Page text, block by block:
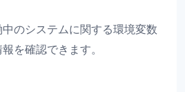
のシステムに関する環境変数
を確認できます。